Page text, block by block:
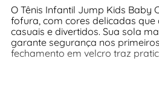
O Tênis Infantil Jump Kids Baby
fofura, com cores delicadas
casuais e divertidos. Sua sola
garante segurança nos
fechamento em velcro traz